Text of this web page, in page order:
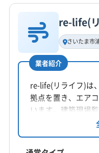
基本情報
代表者名
非公開
所在地
埼玉県さいたま市浦
対応地域
さ
さいたま市桜区
さい
さいたま市中央区
re-life(
さいたま市
業者紹介
re-life(リライフ)は
拠点を置き、エア
います。建築現場
作業が特徴です。
台割引やオプショ
です。9時～18時ま